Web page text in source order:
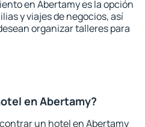
en Abertamy es la opción
y viajes de negocios, así
organizar talleres para
en Abertamy?
un hotel en Abertamy